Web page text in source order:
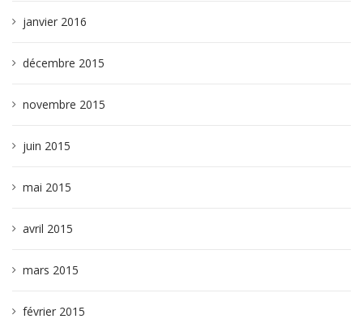
janvier 2016
décembre 2015
novembre 2015
juin 2015
mai 2015
avril 2015
mars 2015
février 2015